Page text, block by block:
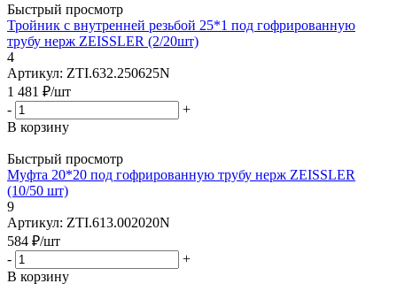
Быстрый просмотр
Тройник с внутренней резьбой 25*1 под гофрированную
трубу нерж ZEISSLER (2/20шт)
4
Артикул: ZTI.632.250625N
1 481 ₽/шт
-
+
В корзину
Быстрый просмотр
Муфта 20*20 под гофрированную трубу нерж ZEISSLER
(10/50 шт)
9
Артикул: ZTI.613.002020N
584 ₽/шт
-
+
В корзину